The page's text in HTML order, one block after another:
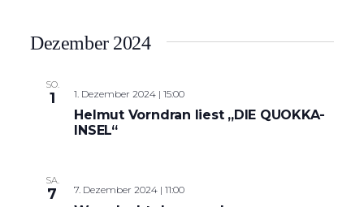
Dezember 2024
SO.
1 1. Dezember 2024 | 15:00
Helmut Vorndran liest „DIE QUOKKA-
INSEL“
SA.
7 7. Dezember 2024 | 11:00